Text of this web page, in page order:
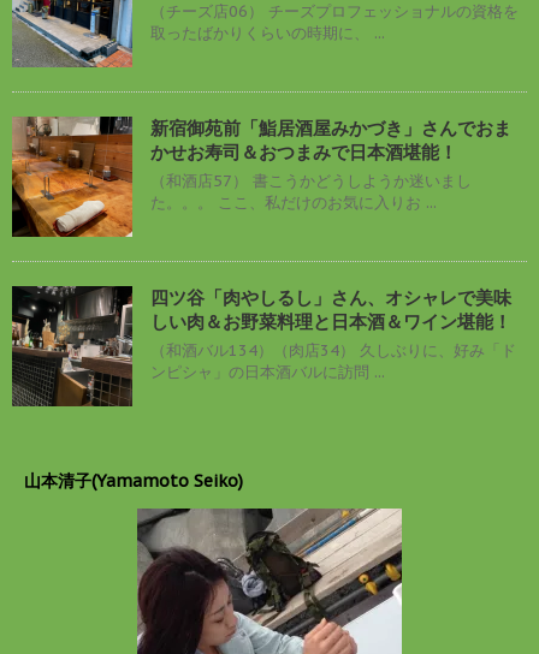
（チーズ店06） チーズプロフェッショナルの資格を
取ったばかりくらいの時期に、 ...
新宿御苑前「鮨居酒屋みかづき」さんでおま
かせお寿司＆おつまみで日本酒堪能！
（和酒店57） 書こうかどうしようか迷いまし
た。。。 ここ、私だけのお気に入りお ...
四ツ谷「肉やしるし」さん、オシャレで美味
しい肉＆お野菜料理と日本酒＆ワイン堪能！
（和酒バル134）（肉店34） 久しぶりに、好み「ド
ンピシャ」の日本酒バルに訪問 ...
山本清子(Yamamoto Seiko)